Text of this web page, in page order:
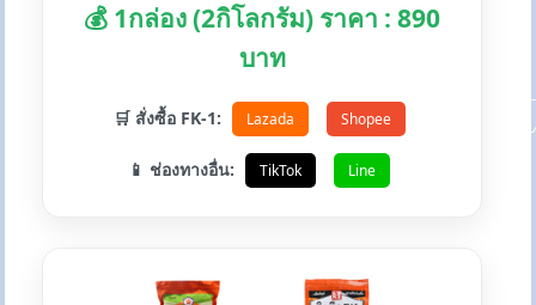
💰 1กล่อง (2กิโลกรัม) ราคา : 890
บาท
🛒 สั่งซื้อ FK-1: Lazada Shopee
📱 ช่องทางอื่น: TikTok Line